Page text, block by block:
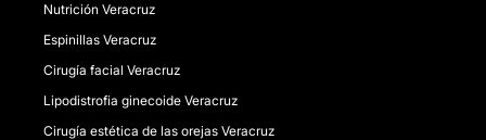
Nutrición Veracruz
Espinillas Veracruz
Cirugía facial Veracruz
Lipodistrofia ginecoide Veracruz
Cirugía estética de las orejas Veracruz